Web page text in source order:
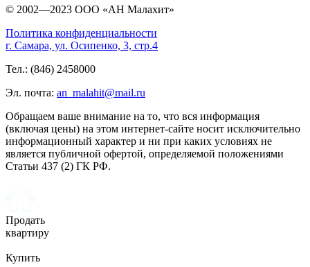
© 2002—2023 ООО «АН Малахит»
Политика конфиденциальности
г. Самара, ул. Осипенко, 3, стр.4
Тел.: (846) 2458000
Эл. почта: an_malahit@mail.ru
Обращаем ваше внимание на то, что вся информация
(включая цены) на этом интернет-сайте носит исключительно
информационный характер и ни при каких условиях не
является публичной офертой, определяемой положениями
Статьи 437 (2) ГК РФ.
Продать
квартиру
Купить